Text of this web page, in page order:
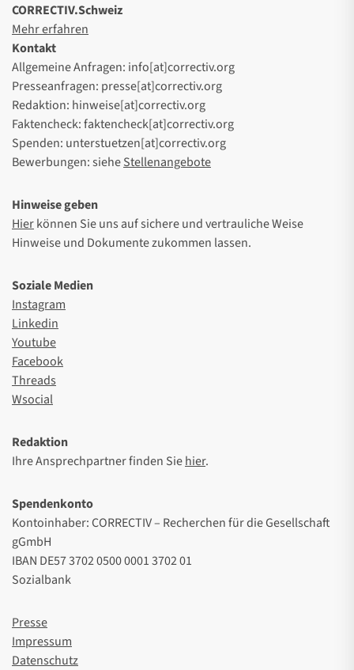
CORRECTIV.Schweiz
Mehr erfahren
Kontakt
Allgemeine Anfragen: info[at]correctiv.org
Presseanfragen: presse[at]correctiv.org
Redaktion: hinweise[at]correctiv.org
Faktencheck: faktencheck[at]correctiv.org
Spenden: unterstuetzen[at]correctiv.org
Bewerbungen: sieheStellenangebote
Hinweise geben
Hierkönnen Sie uns auf sichere und vertrauliche Weise
Hinweise und Dokumente zukommen lassen.
Soziale Medien
Instagram
Linkedin
Youtube
Facebook
Threads
Wsocial
Redaktion
Ihre Ansprechpartner finden Siehier.
Spendenkonto
Kontoinhaber: CORRECTIV – Recherchen für die Gesellschaft
gGmbH
IBAN DE57 3702 0500 0001 3702 01
Sozialbank
Presse
Impressum
Datenschutz